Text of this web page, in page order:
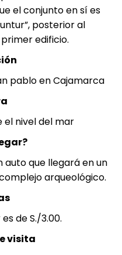
el conjunto en sí es
posterior al
edificio.
pablo enCajamarca
el nivel del mar
auto que llegará en un
arqueológico.
de S./3.00.
visita